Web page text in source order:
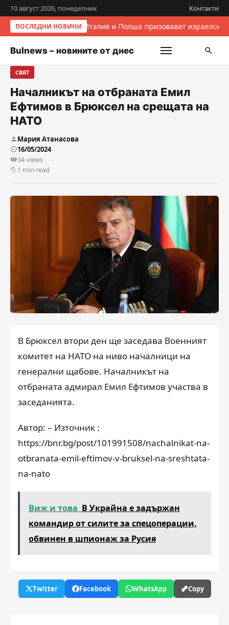
10 август 2026, понеделник Контакти
ПОСЛЕДНИ НОВИНИ Италия и Полша призовават
Bulnews – новините от днес
СВЯТ
Началникът на отбраната Емил
Ефтимов в Брюксел на срещата на
НАТО
Мария Атанасова
16/05/2024
34 views
1 min read
В Брюксел втори ден ще заседава Военният
комитет на НАТО на ниво началници на
генерални щабове. Началникът на
отбраната адмирал Емил Ефтимов участва в
заседанията.
Автор: – Източник :
https://bnr.bg/post/101991508/nachalnikat-na-
otbranata-emil-eftimov-v-bruksel-na-sreshtata-
na-nato
Виж и това В Украйна е задържан
командир от силите за спецоперации,
обвинен в шпионаж за Русия
Twitter Facebook WhatsApp Copy